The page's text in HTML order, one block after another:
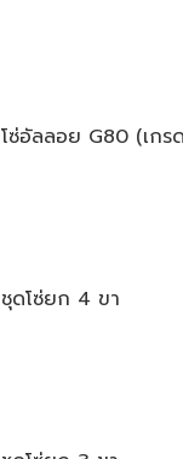
โซ่อัลลอย G80 (เกร
ชุดโซ่ยก 4 ขา